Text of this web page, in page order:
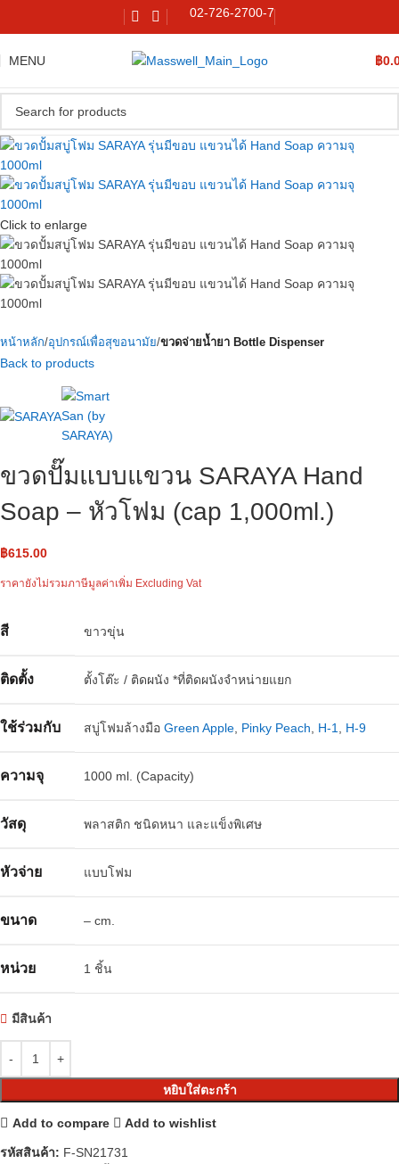
02-726-2700-7
MENU ฿
Click to enlarge
หน้าหลัก อุปกรณ์เพื่อสุขอนามัย ขวดจ่ายน้ำยา Bottle Dispenser
Back to products
ขวดปั๊มแบบแขวน SARAYA Hand
Soap – หัวโฟม ​(cap 1,000ml.)
฿615.00
ราคายังไม่รวมภาษีมูลค่าเพิ่ม Excluding Vat
สี ขาวขุ่น
ติดตั้ง ตั้งโต๊ะ / ติดผนัง *ที่ติดผนังจำหน่ายแยก
ใช้ร่วมกับ สบู่โฟมล้างมือ Green Apple, Pinky Peach, H-1, H-9
ความจุ 1000 ml. (Capacity)
วัสดุ พลาสติก ชนิดหนา และแข็งพิเศษ
หัวจ่าย แบบโฟม
ขนาด – cm.
หน่วย 1 ชิ้น
มีสินค้า
หยิบใส่ตะกร้า
Add to compare Add to wishlist
รหัสสินค้า: F-SN21731